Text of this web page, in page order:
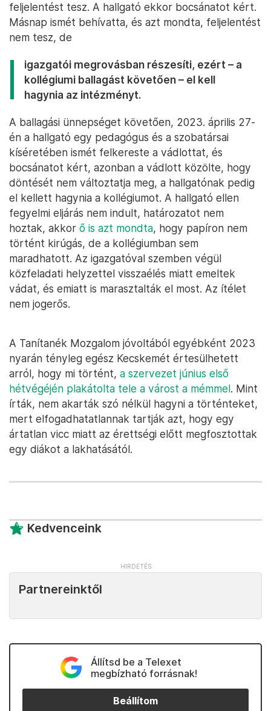
feljelentést tesz. A hallgató ekkor bocsánatot kért.
Másnap ismét behívatta, és azt mondta, feljelentést
nem tesz, de
igazgatói megrovásban részesíti, ezért – a
kollégiumi ballagást követően – el kell
hagynia az intézményt.
A ballagási ünnepséget követően, 2023. április 27-
én a hallgató egy pedagógus és a szobatársai
kíséretében ismét felkereste a vádlottat, és
bocsánatot kért, azonban a vádlott közölte, hogy
döntését nem változtatja meg, a hallgatónak pedig
el kellett hagynia a kollégiumot. A hallgató ellen
fegyelmi eljárás nem indult, határozatot nem
hoztak, akkor ő is azt mondta, hogy papíron nem
történt kirúgás, de a kollégiumban sem
maradhatott. Az igazgatóval szemben végül
közfeladati helyzettel visszaélés miatt emeltek
vádat, és emiatt is marasztalták el most. Az ítélet
nem jogerős.
A Tanítanék Mozgalom jóvoltából egyébként 2023
nyarán tényleg egész Kecskemét értesülhetett
arról, hogy mi történt, a szervezet június első
hétvégéjén plakátolta tele a várost a mémmel. Mint
írták, nem akarták szó nélkül hagyni a történteket,
mert elfogadhatatlannak tartják azt, hogy egy
ártatlan vicc miatt az érettségi előtt megfosztottak
egy diákot a lakhatásától.
Kedvenceink
Partnereinktől
Állítsd be a Telexet
megbízható forrásnak!
Beállítom